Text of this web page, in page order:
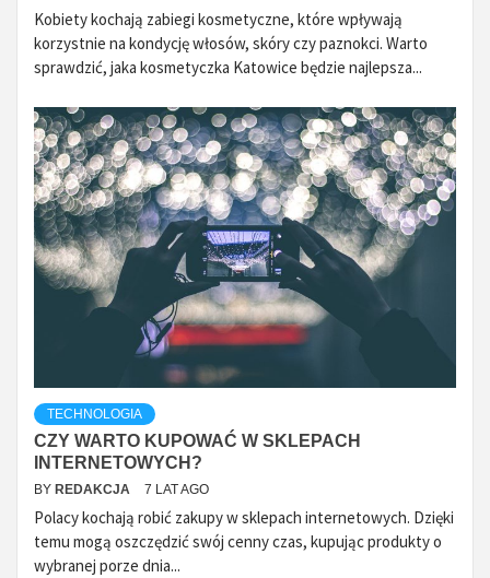
Kobiety kochają zabiegi kosmetyczne, które wpływają
korzystnie na kondycję włosów, skóry czy paznokci. Warto
sprawdzić, jaka kosmetyczka Katowice będzie najlepsza...
TECHNOLOGIA
CZY WARTO KUPOWAĆ W SKLEPACH
INTERNETOWYCH?
BY REDAKCJA 7 LAT AGO
Polacy kochają robić zakupy w sklepach internetowych. Dzięki
temu mogą oszczędzić swój cenny czas, kupując produkty o
wybranej porze dnia...